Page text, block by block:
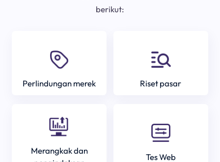
berikut:
Perlindungan merek Riset pasar
Merangkak dan
Tes Web